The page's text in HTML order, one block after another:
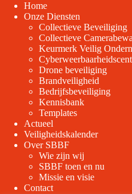
Home
Onze Diensten
Collectieve Beveiliging
Collectieve
Keurmerk Veilig
Drone beveiliging
Brandveiligheid
Bedrijfsbeveiliging
Kennisbank
Templates
Actueel
Veiligheidskalender
Over SBBF
Wie zijn wij
SBBF toen en nu
Missie en visie
Contact